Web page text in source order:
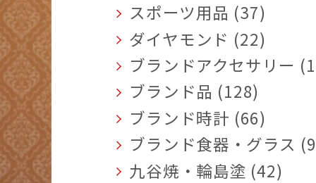
スポーツ用品 (37)
ダイヤモンド (22)
ブランドアクセサリー
ブランド品 (128)
ブランド時計 (66)
ブランド食器・グラス
九谷焼・輪島塗 (42)